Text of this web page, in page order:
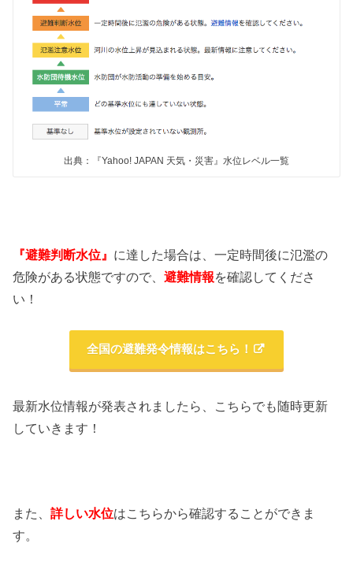
出典：『Yahoo! JAPAN 天気・災害』水位レベル一覧
『避難判断水位』 に達した場合は、一定時間後に氾濫の
危険がある状態ですので、避難情報を確認してくださ
い！
全国の避難発令情報はこちら！
最新水位情報が発表されましたら、こちらでも随時更新
していきます！
また、詳しい水位はこちらから確認することができま
す。